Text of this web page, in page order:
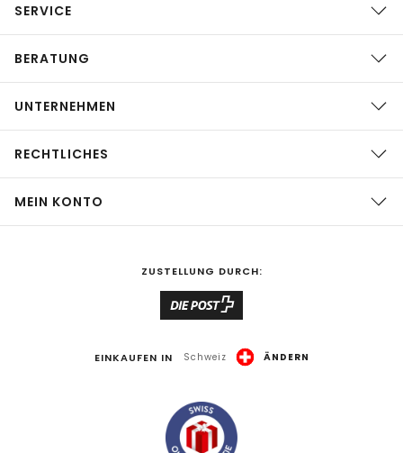
SERVICE
BERATUNG
UNTERNEHMEN
RECHTLICHES
MEIN KONTO
ZUSTELLUNG DURCH:
EINKAUFEN IN Schweiz ÄNDERN